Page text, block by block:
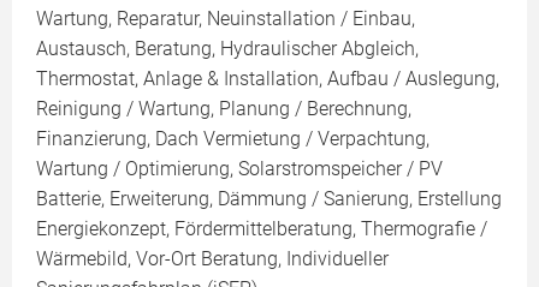
Wartung, Reparatur, Neuinstallation / Einbau,
Austausch, Beratung, Hydraulischer Abgleich,
Thermostat, Anlage & Installation, Aufbau / Auslegung,
Reinigung / Wartung, Planung / Berechnung,
Finanzierung, Dach Vermietung / Verpachtung,
Wartung / Optimierung, Solarstromspeicher / PV
Batterie, Erweiterung, Dämmung / Sanierung, Erstellung
Energiekonzept, Fördermittelberatung, Thermografie /
Wärmebild, Vor-Ort Beratung, Individueller